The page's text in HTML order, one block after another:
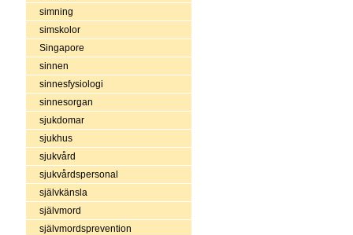
simning
simskolor
Singapore
sinnen
sinnesfysiologi
sinnesorgan
sjukdomar
sjukhus
sjukvård
sjukvårdspersonal
självkänsla
självmord
självmordsprevention